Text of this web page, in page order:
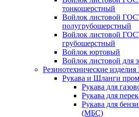
тонкошерстный
Войлок листовой
полугрубошерстный
Войлок листовой
грубошерстный
Войлок юртовый
Войлок листовой для
Резинотехнические
Рукава и Шланги
Рукава для
Рукава для
Рукава для
(МБС)